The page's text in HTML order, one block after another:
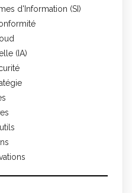
d'Information (SI)
(IA)